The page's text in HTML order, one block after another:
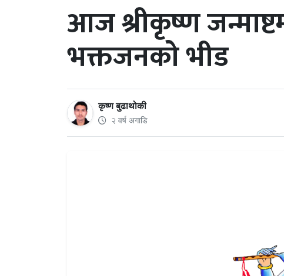
आज श्रीकृष्ण
भक्तजनको भीड
कृष्ण बुढाथोकी
२ वर्ष अगाडि